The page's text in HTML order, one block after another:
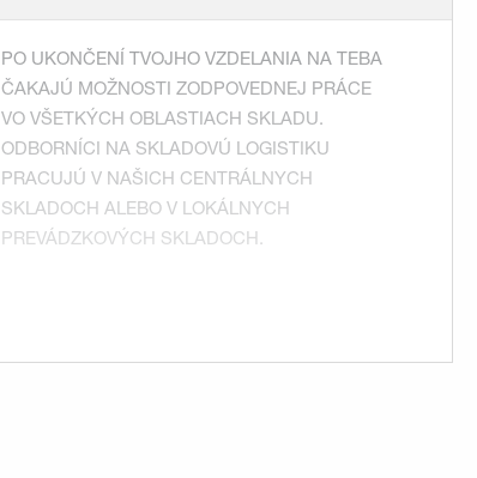
PO UKONČENÍ TVOJHO VZDELANIA NA TEBA
ČAKAJÚ MOŽNOSTI ZODPOVEDNEJ PRÁCE
VO VŠETKÝCH OBLASTIACH SKLADU.
ODBORNÍCI NA SKLADOVÚ LOGISTIKU
PRACUJÚ V NAŠICH CENTRÁLNYCH
SKLADOCH ALEBO V LOKÁLNYCH
PREVÁDZKOVÝCH SKLADOCH.